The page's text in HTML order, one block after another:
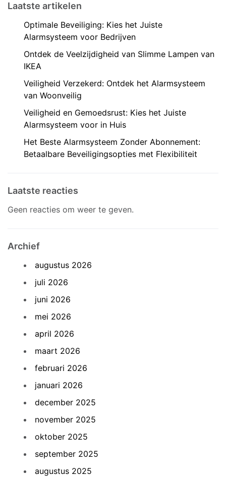
Laatste artikelen
Optimale Beveiliging: Kies het Juiste
Alarmsysteem voor Bedrijven
Ontdek de Veelzijdigheid van Slimme Lampen van
IKEA
Veiligheid Verzekerd: Ontdek het Alarmsysteem
van Woonveilig
Veiligheid en Gemoedsrust: Kies het Juiste
Alarmsysteem voor in Huis
Het Beste Alarmsysteem Zonder Abonnement:
Betaalbare Beveiligingsopties met Flexibiliteit
Laatste reacties
Geen reacties om weer te geven.
Archief
augustus 2026
juli 2026
juni 2026
mei 2026
april 2026
maart 2026
februari 2026
januari 2026
december 2025
november 2025
oktober 2025
september 2025
augustus 2025